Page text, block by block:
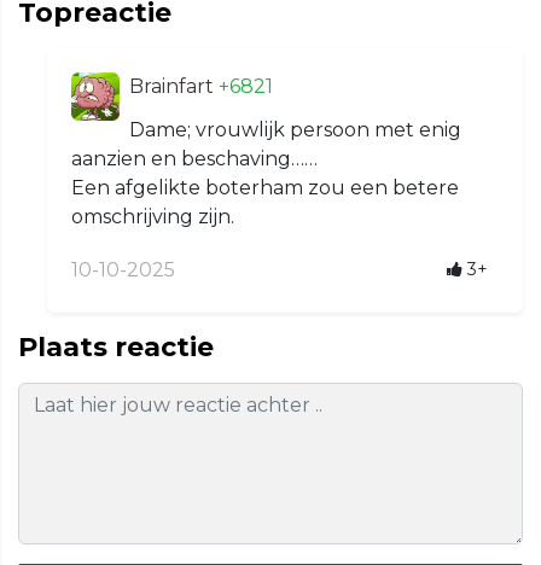
Topreactie
Brainfart +6821
Dame; vrouwlijk persoon met enig
aanzien en beschaving……
Een afgelikte boterham zou een betere
omschrijving zijn.
10-10-2025 3+
Plaats reactie